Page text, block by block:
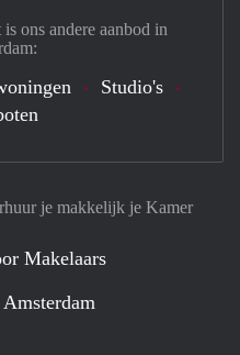
je makkelijk je Kamer
Makelaars
ons andere aanbod in
Studio's